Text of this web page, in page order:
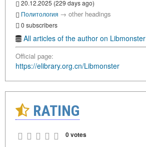
20.12.2025 (229 days ago)
Политология → other headings
0 subscribers
All articles of the author on Libmonster
Official page:
https://elibrary.org.cn/Libmonster
RATING
0 votes